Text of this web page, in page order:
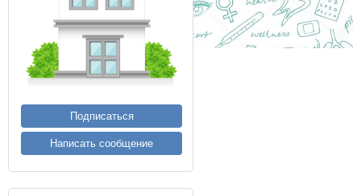
Подписаться
Написать сообщение